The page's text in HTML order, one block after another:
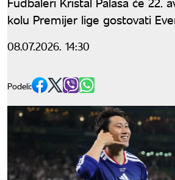
kolu Premijer lige gostovati
08.07.2026. 14:30
Podeli: